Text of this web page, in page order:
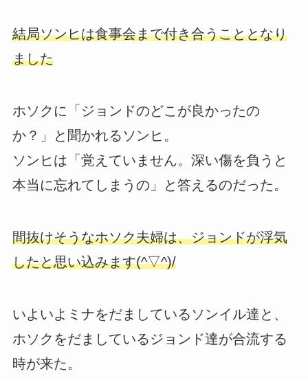
結局ソンヒは食事会まで付き合うこととなり
ました
ホソクに「ジョンドのどこが良かったの
か？」と聞かれるソンヒ。
ソンヒは「覚えていません。深い傷を負うと
本当に忘れてしまうの」と答えるのだった。
間抜けそうなホソク夫婦は、ジョンドが浮気
したと思い込みます(^▽^)/
いよいよミナをだましているソンイル達と、
ホソクをだましているジョンド達が合流する
時が来た。